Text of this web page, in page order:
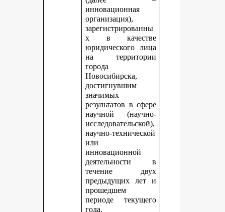
инновационная
организация),
зарегистрированны
х в качестве
юридического лица
на территории
города
Новосибирска,
достигнувшим
значимых
результатов в сфере
научной (научно-
исследовательской),
научно-технической
или
инновационной
деятельности в
течение двух
предыдущих лет и
прошедшем
периоде текущего
года.